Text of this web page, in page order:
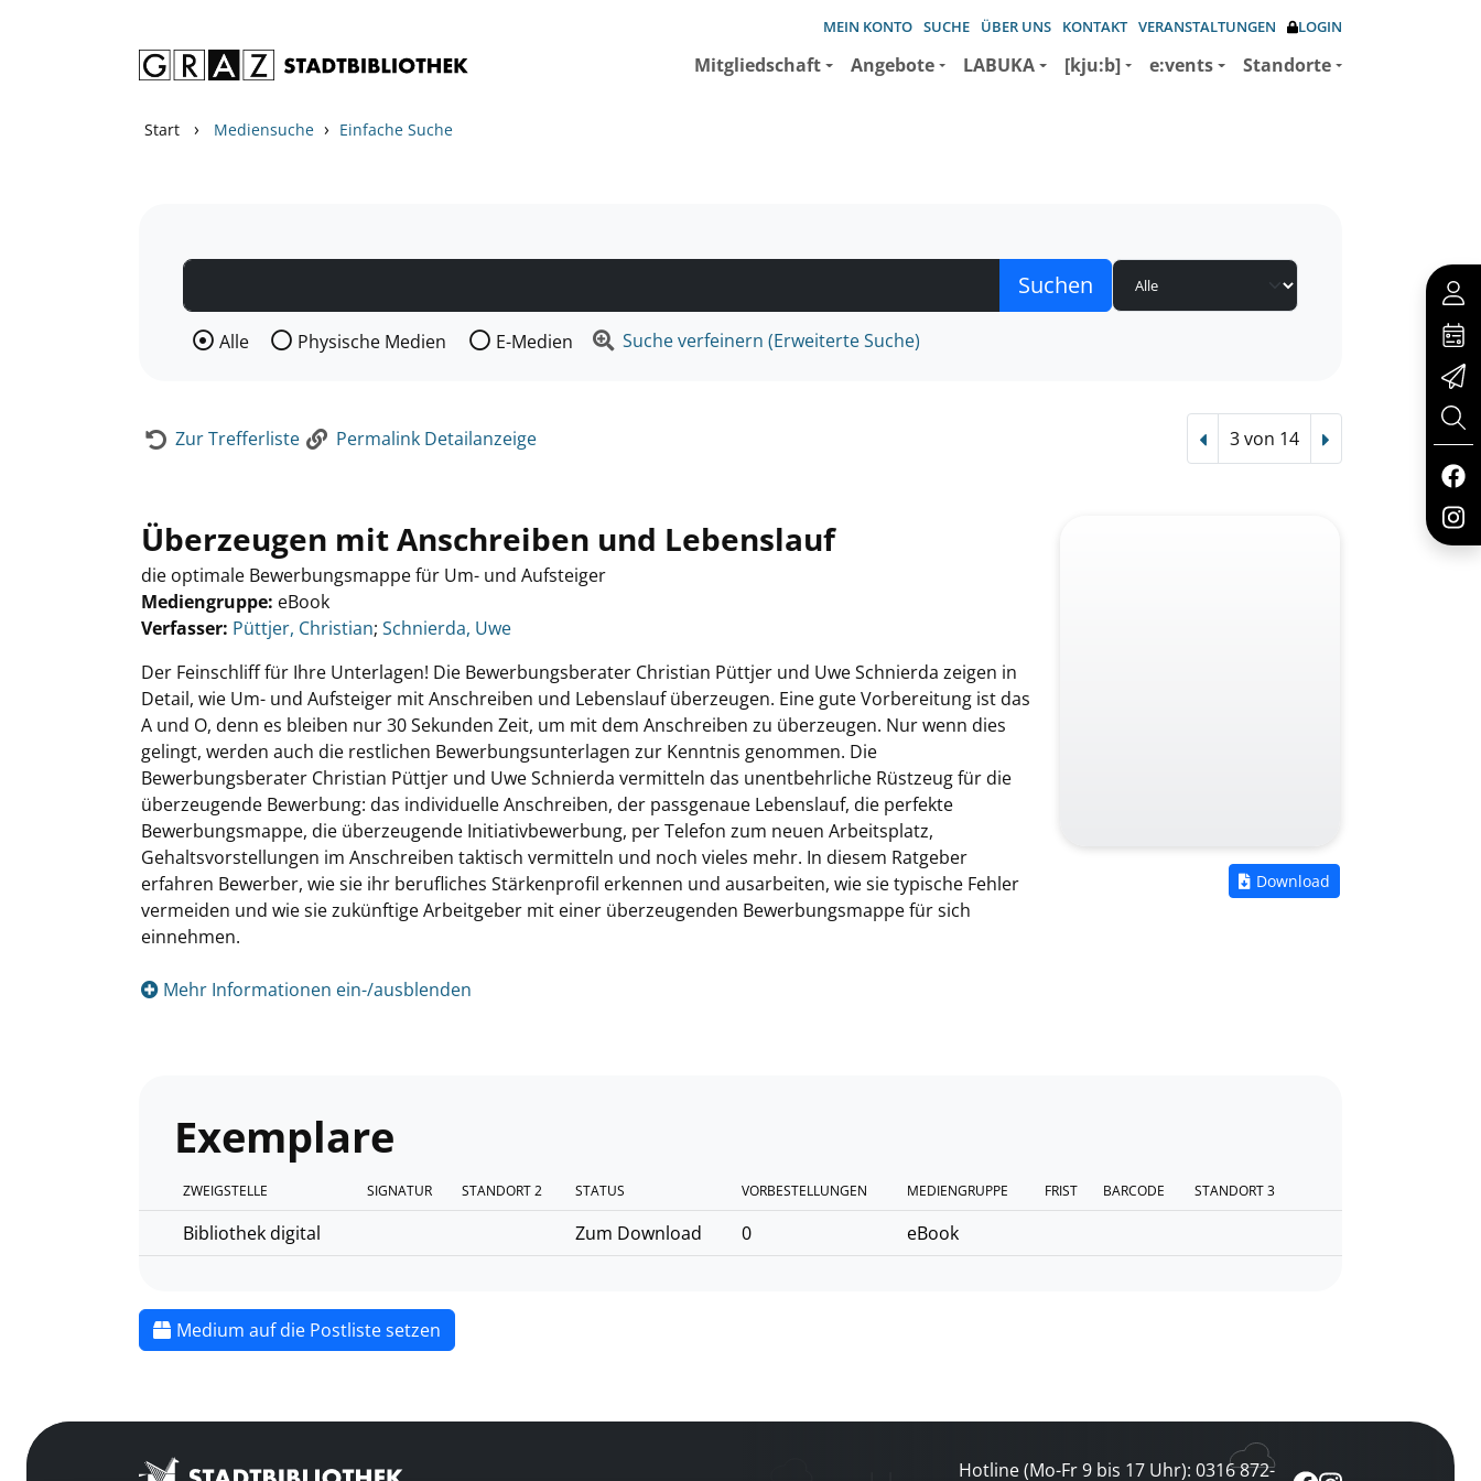
MEIN KONTO SUCHE ÜBER UNS KONTAKT VERANSTALTUNGEN LOGIN
Mitgliedschaft Angebote LABUKA [kju:b] e:vents Standorte
Start › Mediensuche › Einfache Suche
Wählen Sie die Medienart nach der Sie suchen wollen.
Alle Physische Medien E-Medien Suche verfeinern (Erweiterte Suche)
Zur Trefferliste Permalink Detailanzeige Vorheriger Treffer
3 von 14 Nächster Treffer
Überzeugen mit Anschreiben und Lebenslauf
die optimale Bewerbungsmappe für Um- und Aufsteiger
Mediengruppe: eBook
Verfasser: Suche nach diesem Verfasser
Püttjer, Christian; Schnierda, Uwe
Der Feinschliff für Ihre Unterlagen! Die Bewerbungsberater Christian Püttjer und Uwe Schnierda zeigen in
Detail, wie Um- und Aufsteiger mit Anschreiben und Lebenslauf überzeugen. Eine gute Vorbereitung ist das
A und O, denn es bleiben nur 30 Sekunden Zeit, um mit dem Anschreiben zu überzeugen. Nur wenn dies
gelingt, werden auch die restlichen Bewerbungsunterlagen zur Kenntnis genommen. Die
Bewerbungsberater Christian Püttjer und Uwe Schnierda vermitteln das unentbehrliche Rüstzeug für die
überzeugende Bewerbung: das individuelle Anschreiben, der passgenaue Lebenslauf, die perfekte
Bewerbungsmappe, die überzeugende Initiativbewerbung, per Telefon zum neuen Arbeitsplatz,
Gehaltsvorstellungen im Anschreiben taktisch vermitteln und noch vieles mehr. In diesem Ratgeber
erfahren Bewerber, wie sie ihr berufliches Stärkenprofil erkennen und ausarbeiten, wie sie typische Fehler
vermeiden und wie sie zukünftige Arbeitgeber mit einer überzeugenden Bewerbungsmappe für sich
einnehmen.
Mehr Informationen ein-/ausblenden
Download
Exemplare
ZWEIGSTELLE SIGNATUR STANDORT 2 STATUS VORBESTELLUNGEN MEDIENGRUPPE FRIST BARCODE STANDORT 3
Bibliothek digital Zum Download 0 eBook
Medium auf die Postliste setzen
Hotline (Mo-Fr 9 bis 17 Uhr): 0316 872-